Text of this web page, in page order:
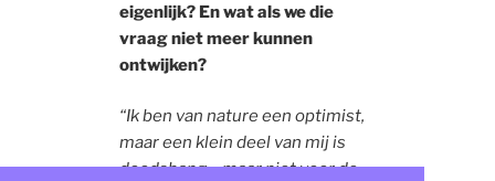
eigenlijk? En wat als we die
vraag niet meer kunnen
ontwijken?
“Ik ben van nature een optimist,
maar een klein deel van mij is
doodsbang – maar niet voor de